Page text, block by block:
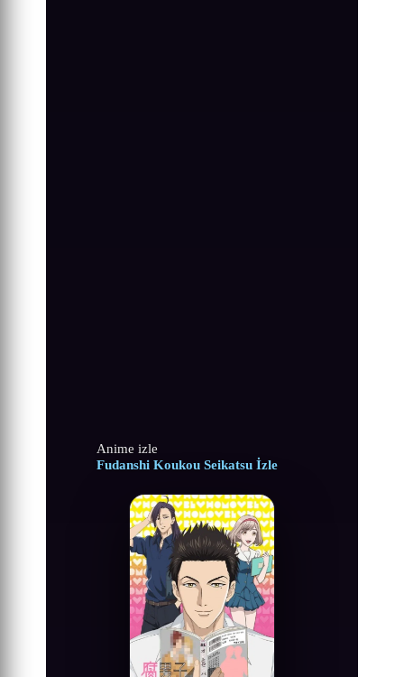
Anime izle
Fudanshi Koukou Seikatsu İzle